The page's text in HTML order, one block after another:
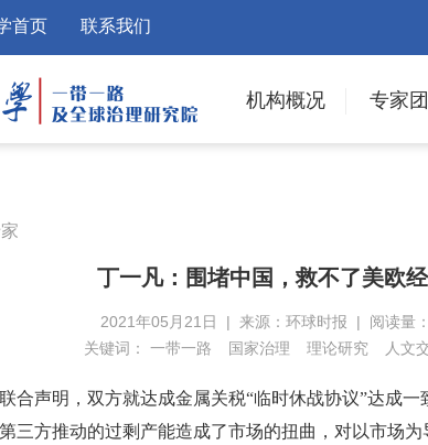
首页 联系我们
机构概况 专家
丁一凡：围堵中国，救不了美欧
2021年05月21日 | 来源：环球时报 | 阅读量
关键词： 一带一路 国家治理 理论研究 人文
合声明，双方就达成金属关税“临时休战协议”达成
三方推动的过剩产能造成了市场的扭曲，对以市场